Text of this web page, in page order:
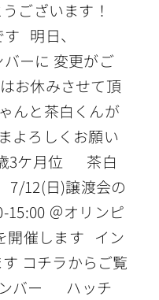
ございます！
明日、
ーに 変更がご
お休みさせて頂
んと茶白くんが
よろしくお願い
3ケ月位 茶白
12(日)譲渡会の
＠オリンピ
開催します イン
コチラからご覧
バー ハッチ